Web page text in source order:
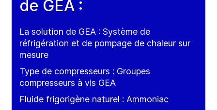
de GEA :
La solution de GEA : Système de
réfrigération et de pompage de chaleur sur
mesure
Type de compresseurs : Groupes
compresseurs à vis GEA
Fluide frigorigène naturel : Ammoniac